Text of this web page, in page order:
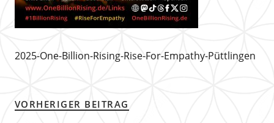
2025-One-Billion-Rising-Rise-For-Empathy-Püttlingen
VORHERIGER BEITRAG